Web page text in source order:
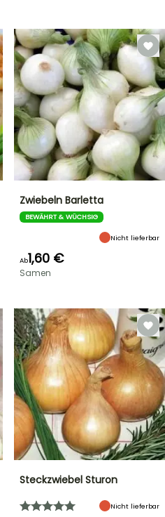
Zwiebeln Barletta
BEWÄHRT & WÜCHSIG
Nicht lieferbar
Ab1,60 €
Samen
Steckzwiebel Sturon
Nicht lieferbar